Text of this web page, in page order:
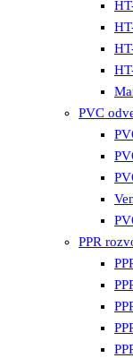
PVC
PPR